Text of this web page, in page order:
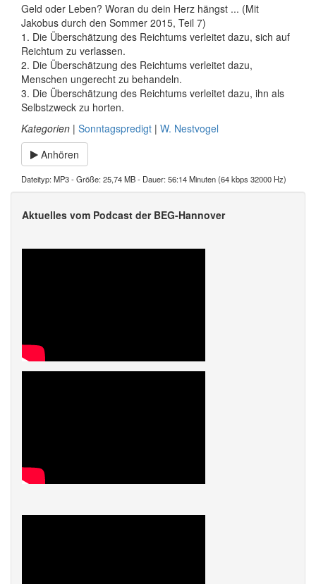
Geld oder Leben? Woran du dein Herz hängst ... (Mit
Jakobus durch den Sommer 2015, Teil 7)
1. Die Überschätzung des Reichtums verleitet dazu, sich auf
Reichtum zu verlassen.
2. Die Überschätzung des Reichtums verleitet dazu,
Menschen ungerecht zu behandeln.
3. Die Überschätzung des Reichtums verleitet dazu, ihn als
Selbstzweck zu horten.
Kategorien | Sonntagspredigt | W. Nestvogel
Anhören
Dateityp: MP3 - Größe: 25,74 MB - Dauer: 56:14 Minuten (64 kbps 32000 Hz)
Aktuelles vom Podcast der BEG-Hannover